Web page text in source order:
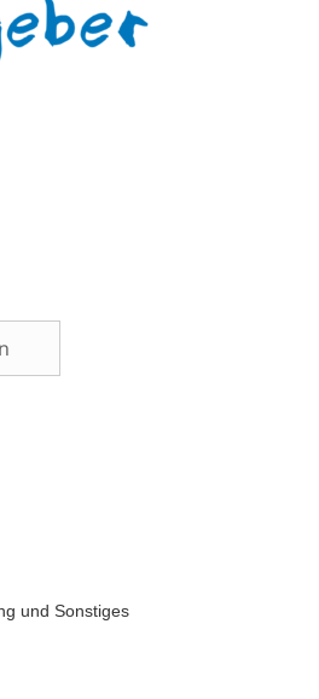
und Sonstiges